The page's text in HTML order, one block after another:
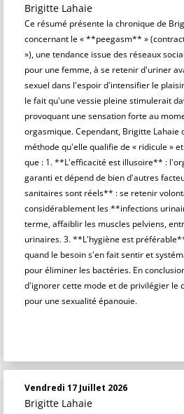
Brigitte Lahaie
Ce résumé présente la chronique de
concernant le « **peegasm** »
»), une tendance issue des réseaux
pour une femme, à se retenir d'uriner
sexuel dans l'espoir d'intensifier le
le fait qu'une vessie pleine stimulerait
provoquant une sensation forte au
orgasmique. Cependant, Brigitte
méthode qu'elle qualifie de « ridicule »
que : 1. **L'efficacité est illusoire** :
garanti et dépend de bien d'autres
sanitaires sont réels** : se retenir
considérablement les **infections
terme, affaiblir les muscles pelviens,
urinaires. 3. **L'hygiène est
quand le besoin s'en fait sentir et
pour éliminer les bactéries. En
d'ignorer cette mode et de privilégier le
pour une sexualité épanouie.
Vendredi 17 Juillet 2026
Brigitte Lahaie